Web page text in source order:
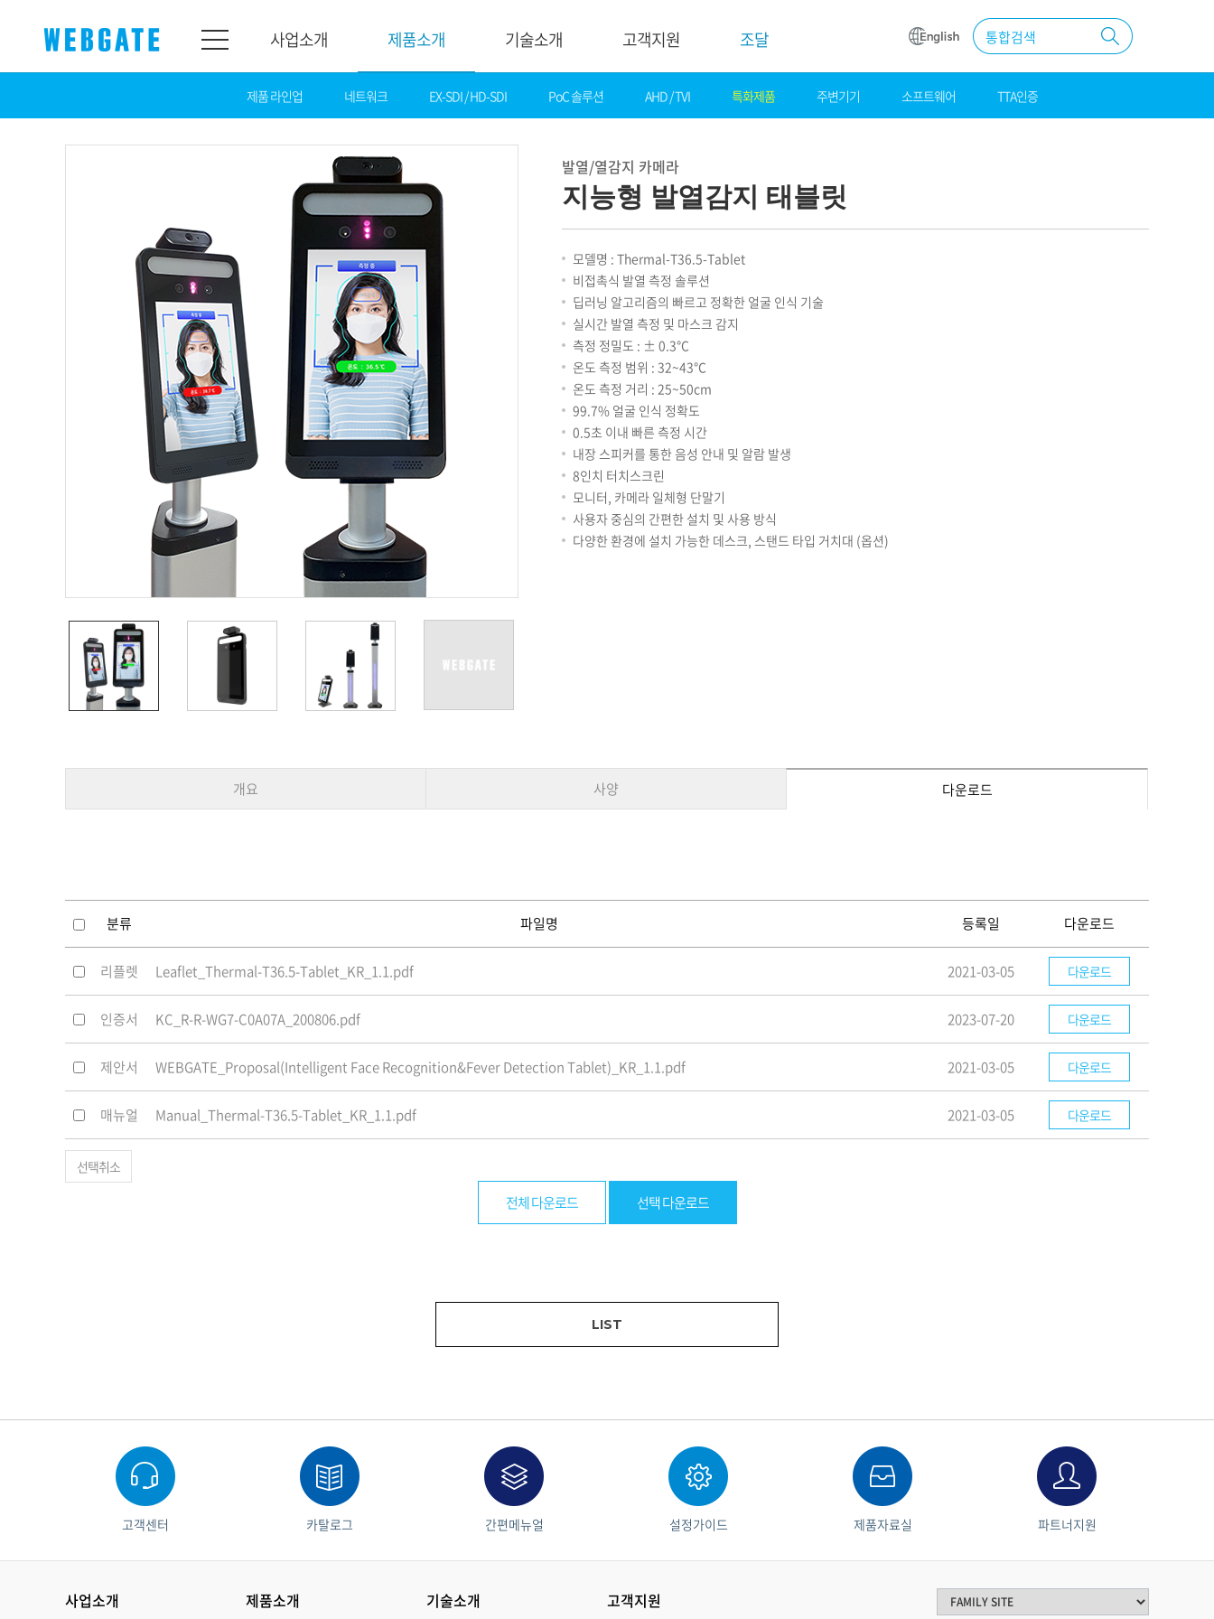
홍보센터
제품소개
제품라인업
네트워크
카메라
EX-SDI / HD-SDI
DVR
카메라
PoC 솔루션
PoC DVR
PoC 카메라
AHD / TVI
특화제품
외장 스토리지
자동 게이트 솔루션
주변기기
기타
소프트웨어
TTA인증
NVR / DVR
카메라
기술소개
핵심기술
데모영상
화재감지
호텔&레저
게임&카지노
공공&교육
설치사례
고객지원
제품자료
소프트웨어
간편 매뉴얼
기타자료
기술지원
서비스안내
DDNS 서비스
조달
사업소개 제품소개
제품 라인업 네트워크 EX-SDI / HD-SDI PoC 솔루션 AHD / TVI 특화제품 주변기기 소프트웨어 TTA인증
기술소개 고객지원 조달 통합검색
발열/열감지 카메라
지능형 발열감지 태블릿
모델명 : Thermal-T36.5-Tablet
비접촉식 발열 측정 솔루션
딥러닝 알고리즘의 빠르고 정확한 얼굴 인식 기술
실시간 발열 측정 및 마스크 감지
측정 정밀도 : ± 0.3℃
온도 측정 범위 : 32~43℃
온도 측정 거리 : 25~50cm
99.7% 얼굴 인식 정확도
0.5초 이내 빠른 측정 시간
내장 스피커를 통한 음성 안내 및 알람 발생
8인치 터치스크린
모니터, 카메라 일체형 단말기
사용자 중심의 간편한 설치 및 사용 방식
다양한 환경에 설치 가능한 데스크, 스탠드 타입 거치대 (옵션)
개요 사양 다운로드
분류 파일명 등록일 다운로드
리플렛 Leaflet_Thermal-T36.5-Tablet_KR_1.1.pdf 2021-03-05 다운로드
인증서 KC_R-R-WG7-C0A07A_200806.pdf 2023-07-20 다운로드
제안서 WEBGATE_Proposal(Intelligent Face Recognition&Fever Detection Tablet)_KR_1.1.pdf 2021-03-05 다운로드
매뉴얼 Manual_Thermal-T36.5-Tablet_KR_1.1.pdf 2021-03-05 다운로드
선택취소
전체 다운로드 선택 다운로드
LIST
고객센터 카탈로그 간편메뉴얼 설정가이드 제품자료실 파트너지원
사업소개 제품소개 기술소개 고객지원